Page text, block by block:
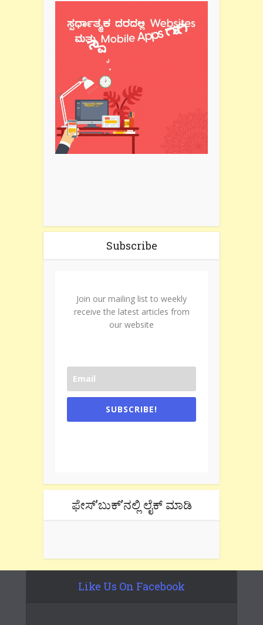
Subscribe
Join our mailing list to weekly
receive the latest articles from
our website
SUBSCRIBE!
ಫೇಸ್’ಬುಕ್’ನಲ್ಲಿ ಲೈಕ್ ಮಾಡಿ
Like Us On Facebook